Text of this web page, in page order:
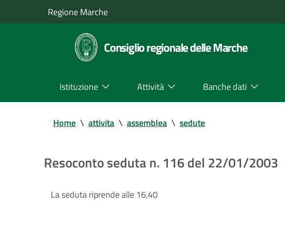
Regione Marche
Consiglio regionale delle Marche
Istituzione Attività Banche dati
Home \ attivita \ assemblea \ sedute
Resoconto seduta n. 116 del 22/01/2003
La seduta riprende alle 16,40